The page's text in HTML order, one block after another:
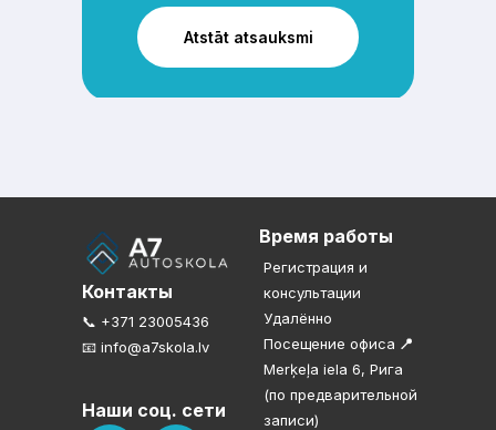
Atstāt atsauksmi
Время работы
Контакты
Регистрация и
консультации
Удалённо
Посещение офиса 📍
Merķeļa iela 6, Рига
(по предварительной
записи)
📞 +371 23005436
📧 info@a7skola.lv
Наши соц. сети